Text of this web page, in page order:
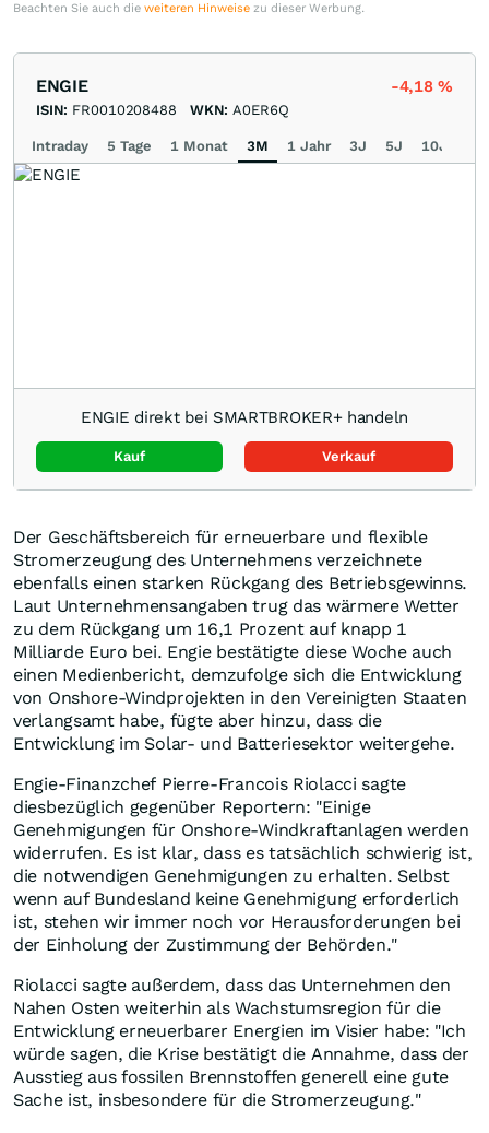
Beachten Sie auch die weiteren Hinweise zu dieser Werbung.
ENGIE -4,18%
ISIN: FR0010208488 WKN: A0ER6Q
Intraday 5 Tage 1 Monat 3M 1 Jahr 3J 5J 10J
ENGIE direkt bei SMARTBROKER+ handeln
Kauf Verkauf
Der Geschäftsbereich für erneuerbare und flexible
Stromerzeugung des Unternehmens verzeichnete
ebenfalls einen starken Rückgang des Betriebsgewinns.
Laut Unternehmensangaben trug das wärmere Wetter
zu dem Rückgang um 16,1 Prozent auf knapp 1
Milliarde Euro bei. Engie bestätigte diese Woche auch
einen Medienbericht, demzufolge sich die Entwicklung
von Onshore-Windprojekten in den Vereinigten Staaten
verlangsamt habe, fügte aber hinzu, dass die
Entwicklung im Solar- und Batteriesektor weitergehe.
Engie-Finanzchef Pierre-Francois Riolacci sagte
diesbezüglich gegenüber Reportern: "Einige
Genehmigungen für Onshore-Windkraftanlagen werden
widerrufen. Es ist klar, dass es tatsächlich schwierig ist,
die notwendigen Genehmigungen zu erhalten. Selbst
wenn auf Bundesland keine Genehmigung erforderlich
ist, stehen wir immer noch vor Herausforderungen bei
der Einholung der Zustimmung der Behörden."
Riolacci sagte außerdem, dass das Unternehmen den
Nahen Osten weiterhin als Wachstumsregion für die
Entwicklung erneuerbarer Energien im Visier habe: "Ich
würde sagen, die Krise bestätigt die Annahme, dass der
Ausstieg aus fossilen Brennstoffen generell eine gute
Sache ist, insbesondere für die Stromerzeugung."